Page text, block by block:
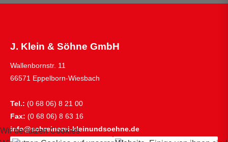
J. Klein & Söhne GmbH
Wallenbornstr. 11
66571 Eppelborn-Wiesbach
Tel.: (0 68 06) 8 21 00
Fax: (0 68 06) 8 63 16
info@schreinerei-kleinundsoehne.de
Wir benutzen Cookies